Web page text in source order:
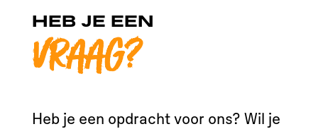
HEB JE EEN
VRAAG?
Heb je een opdracht voor ons? Wil je